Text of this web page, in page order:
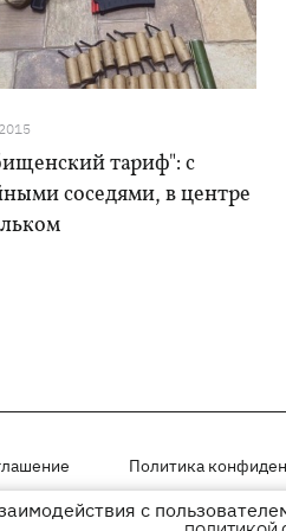
тариф": с
соседями, в центре
Политика
на правах рекламы
с